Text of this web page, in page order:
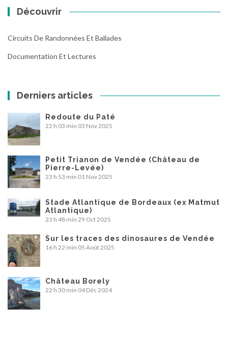
Découvrir
Circuits De Randonnées Et Ballades
Documentation Et Lectures
Derniers articles
Redoute du Paté
22 h 03 min 03 Nov 2025
Petit Trianon de Vendée (Château de
Pierre-Levée)
23 h 53 min 01 Nov 2025
Stade Atlantique de Bordeaux (ex Matmut
Atlantique)
23 h 48 min 29 Oct 2025
Sur les traces des dinosaures de Vendée
16 h 22 min 05 Août 2025
Château Borely
22 h 30 min 04 Déc 2024